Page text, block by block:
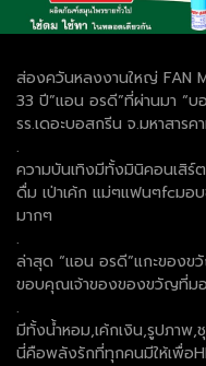
ส่องควันหลงงานใหญ่ FAN
33 ปี”แอน อรดี”ที่ผ่านมา “
รร.เดอะบอสกรีน จ.มหาสารค
.
ความบันเทิงมีทั้งมินิคอนเสิร์
ดื่ม เป่าเค้ก แม่ๆแฟนๆfcมอ
มากๆ
.
ล่าสุด “แอน อรดี”แกะของ
ขอบคุณเจ้าของของขวัญที่ม
.
มีทั้งน้ำหอม,เค้กเงิน,รูปภาพ
นี่คือพลังรักที่ทุกคนมีให้เพื่อ